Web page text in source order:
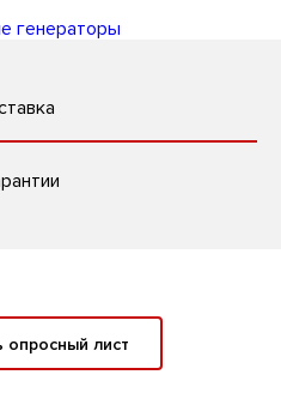
генераторы
опросный лист